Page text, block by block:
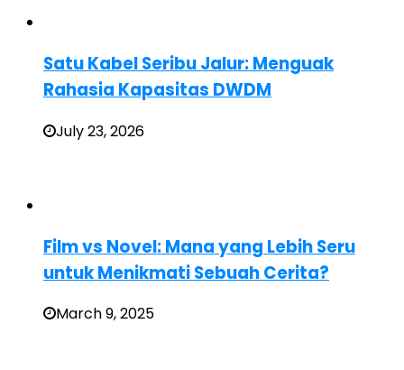
Satu Kabel Seribu Jalur: Menguak
Rahasia Kapasitas DWDM
July 23, 2026
Film vs Novel: Mana yang Lebih Seru
untuk Menikmati Sebuah Cerita?
March 9, 2025